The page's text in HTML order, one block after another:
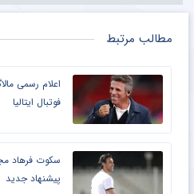
مطالب مرتبط
اعلام رسمی
فوتبال ایتالیا
سکوت فرهاد
پیشنهاد جدید